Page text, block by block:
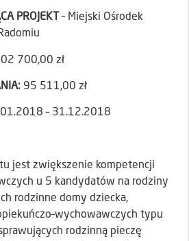
PROJEKT – Miejski Ośrodek
700,00 zł
95 511,00 zł
– 31.12.2018
jest zwiększenie kompetencji
u 5 kandydatów na rodziny
rodzinne domy dziecka,
typu
rodzinną pieczę